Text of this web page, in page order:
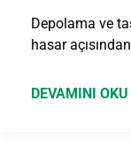
Depolama ve
hasar
DEVAMINI OKU